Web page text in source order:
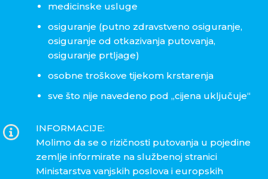
medicinske usluge
osiguranje (putno zdravstveno osiguranje,
osiguranje od otkazivanja putovanja,
osiguranje prtljage)
osobne troškove tijekom krstarenja
sve što nije navedeno pod „cijena uključuje“
INFORMACIJE:
Molimo da se o rizičnosti putovanja u pojedine
zemlje informirate na službenoj stranici
Ministarstva vanjskih poslova i europskih